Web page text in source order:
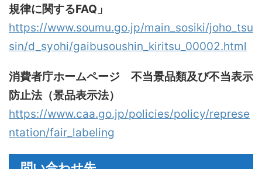
規律に関するFAQ」
https://www.soumu.go.jp/main_sosiki/joho_tsu
sin/d_syohi/gaibusoushin_kiritsu_00002.html
消費者庁ホームページ 不当景品類及び不当表示
防止法（景品表示法）
https://www.caa.go.jp/policies/policy/represe
ntation/fair_labeling